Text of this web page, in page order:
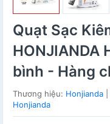
Quạt Sạc
HONJIANDA
bình - Hàng
Thương hiệu: Honjianda
Honjianda